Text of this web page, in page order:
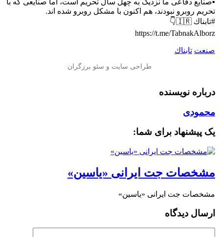
▪️صنایع دفاعی ما نزدیک به چهل سال تحریم است، اما صنایعی که با
تحریم روبرو نبودند، هم اکنون با مشکل روبرو شده اند.
#تابناك 🇮🇷👇
https://t.me/TabnakAlborz
صنعت تابناك
درباره نویسنده
محمودی
یک پیشنهاد برای شما:
مشخصات جت ایرانی «یاسین»
مشخصات جت ایرانی «یاسین»
ارسال دیدگاه